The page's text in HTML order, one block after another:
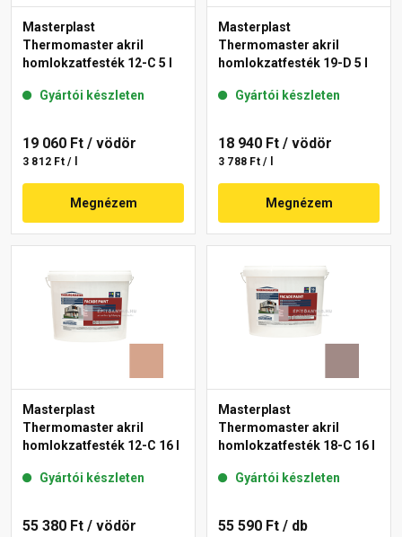
Masterplast
Thermomaster akril
homlokzatfesték 12-C 5 l
Gyártói készleten
19 060 Ft / vödör
3 812 Ft / l
Megnézem
Masterplast
Thermomaster akril
homlokzatfesték 19-D 5 l
Gyártói készleten
18 940 Ft / vödör
3 788 Ft / l
Megnézem
Masterplast
Thermomaster akril
homlokzatfesték 12-C 16 l
Gyártói készleten
55 380 Ft / vödör
Masterplast
Thermomaster akril
homlokzatfesték 18-C 16 l
Gyártói készleten
55 590 Ft / db